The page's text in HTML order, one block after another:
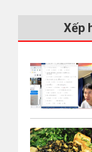
Xếp